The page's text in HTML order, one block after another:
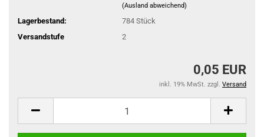
(Ausland abweichend)
Lagerbestand: 784 Stück
Versandstufe
2
0,05 EUR
inkl. 19% MwSt. zzgl. Versand